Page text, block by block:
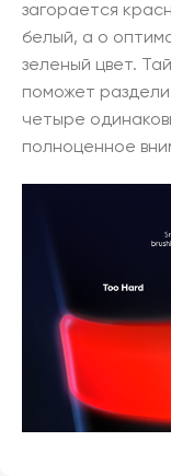
загорается
белый, а о
зеленый цвет.
поможет
четыре
полноценное